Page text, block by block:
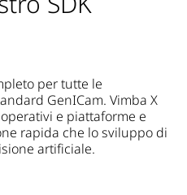
per tutte le
GenICam. Vimba X
e piattaforme e
rapida che lo sviluppo di
artificiale.